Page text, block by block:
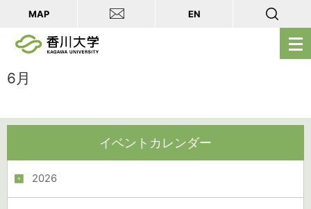
メ
ニ
MAP EN
6月
イベントカレンダー
2026